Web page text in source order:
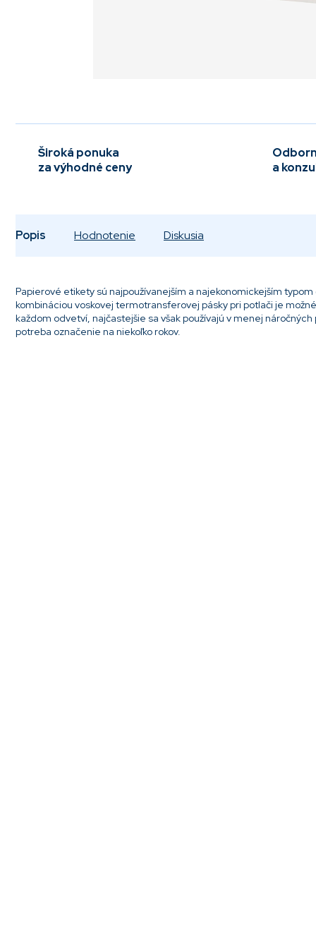
Široká ponuka
za výhodné ceny
a
Popis Hodnotenie Diskusia
Papierové etikety sú najpoužívanejším a najekonomickejším
kombináciou voskovej termotransferovej pásky pri potlači je
každom odvetví, najčastejšie sa však používajú v menej
potreba označenie na niekoľko rokov.